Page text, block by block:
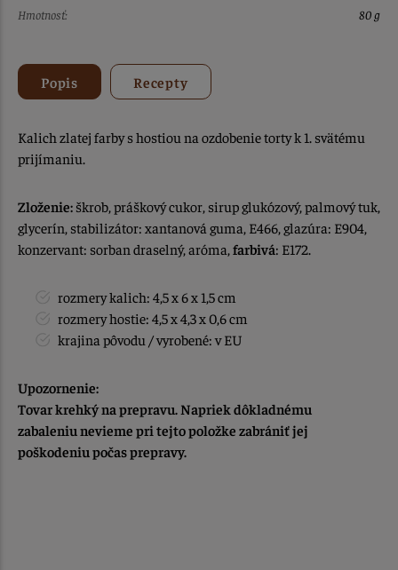
Hmotnosť:
80 g
Popis Recepty
Kalich zlatej farby s hostiou na ozdobenie torty k 1. svätému
prijímaniu.
Zloženie: škrob, práškový cukor, sirup glukózový, palmový tuk,
glycerín, stabilizátor: xantanová guma, E466, glazúra: E904,
konzervant: sorban draselný, aróma, farbivá: E172.
rozmery kalich: 4,5 x 6 x 1,5 cm
rozmery hostie: 4,5 x 4,3 x 0,6 cm
krajina pôvodu / vyrobené: v EU
Upozornenie:
Tovar krehký na prepravu. Napriek dôkladnému
zabaleniu nevieme pri tejto položke zabrániť jej
poškodeniu počas prepravy.